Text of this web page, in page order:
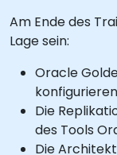
Am Ende des
Lage sein:
Oracle
Die
des Tools
Die